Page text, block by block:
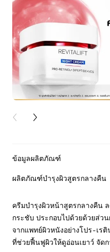
PREVIOUS CARD
NEXT CARD
ข้อมูลผลิตภัณฑ์
ผลิตภัณฑ์บำรุงผิวสูตรกลางคืน
ครีมบำรุงผิวหน้าสูตรกลางคืน
กระชับ ประกอบไปด้วยด้วยส่ว
จากแพทย์ผิวหนังอย่างโปร-เร
ที่ช่วยฟื้นฟูผิวให้ดูอ่อนเยาว์ จัด